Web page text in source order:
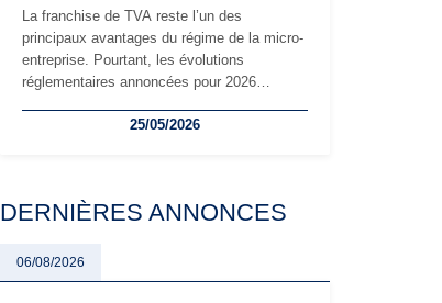
La franchise de TVA reste l’un des
principaux avantages du régime de la micro-
entreprise. Pourtant, les évolutions
réglementaires annoncées pour 2026
les auto-entrepreneurs, artisans et
évoluent dans un contexte de contrôle
oblige les indépendants à rester
particulièrement vigilants.
25/05/2026
DERNIÈRES ANNONCES
06/08/2026